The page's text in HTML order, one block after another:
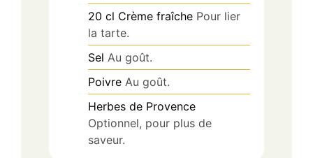
20 cl Crème fraîche Pour lier
la tarte.
Sel Au goût.
Poivre Au goût.
Herbes de Provence
Optionnel, pour plus de
saveur.